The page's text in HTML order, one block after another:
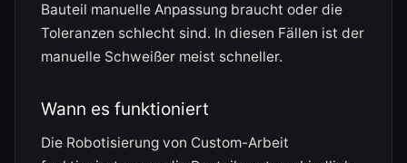
Bauteil manuelle Anpassung braucht oder die
Toleranzen schlecht sind. In diesen Fällen ist der
manuelle Schweißer meist schneller.
Wann es funktioniert
Die Robotisierung von Custom-Arbeit